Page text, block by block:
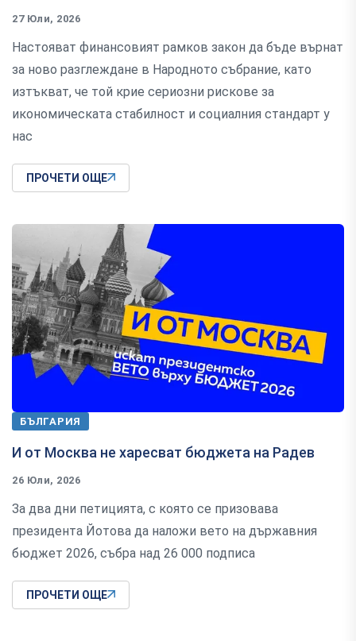
27 Юли, 2026
Настояват финансовият рамков закон да бъде върнат
за ново разглеждане в Народното събрание, като
изтъкват, че той крие сериозни рискове за
икономическата стабилност и социалния стандарт у
нас
ПРОЧЕТИ ОЩЕ
БЪЛГАРИЯ
И от Москва не харесват бюджета на Радев
26 Юли, 2026
За два дни петицията, с която се призовава
президента Йотова да наложи вето на държавния
бюджет 2026, събра над 26 000 подписа
ПРОЧЕТИ ОЩЕ